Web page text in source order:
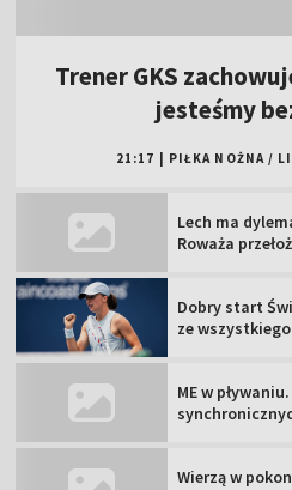
Trener GKS
jesteśmy
21:17 PIŁKA NOŻNA /
Lech ma
Roważa
Dobry start
ze
ME w
Wierzą w